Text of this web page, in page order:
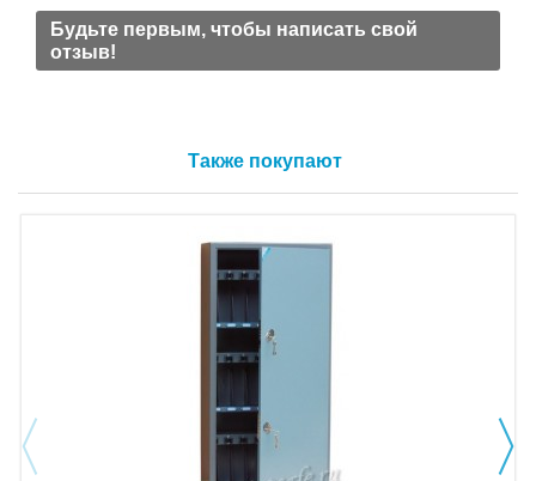
Будьте первым, чтобы написать свой
отзыв!
Также покупают